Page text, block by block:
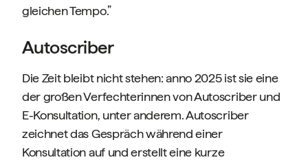
gleichen Tempo.”
Autoscriber
Die Zeit bleibt nicht stehen: anno 2025 ist sie eine
der großen Verfechterinnen von Autoscriber und
E-Konsultation, unter anderem. Autoscriber
zeichnet das Gespräch während einer
Konsultation auf und erstellt eine kurze